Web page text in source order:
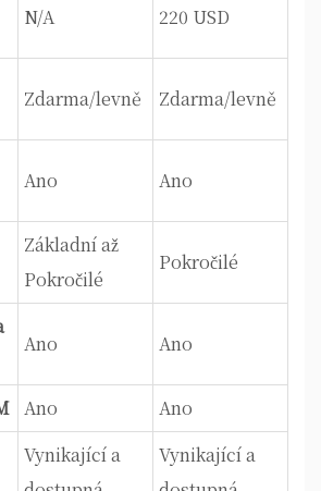
N/A 220 USD
Zdarma/levně Zdarma/levně
Ano Ano
Základní až
Pokročilé
Pokročilé
Ano Ano
Ano
Ano
Vynikající a
Vynikající a